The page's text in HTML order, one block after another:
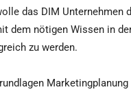
das DIM Unternehmen
dem nötigen Wissen in
zu werden.